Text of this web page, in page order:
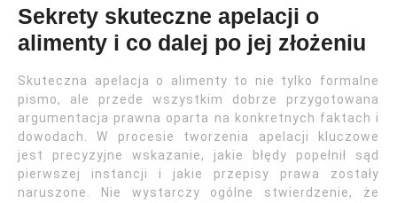
Sekrety skuteczne apelacji o
alimenty i co dalej po jej złożeniu
Skuteczna apelacja o alimenty to nie tylko formalne
pismo, ale przede wszystkim dobrze przygotowana
argumentacja prawna oparta na konkretnych faktach i
dowodach. W procesie tworzenia apelacji kluczowe
jest precyzyjne wskazanie, jakie błędy popełnił sąd
pierwszej instancji i jakie przepisy prawa zostały
naruszone. Nie wystarczy ogólne stwierdzenie, że